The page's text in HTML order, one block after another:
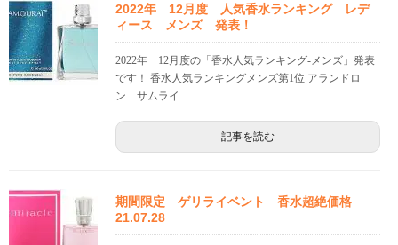
2022年 12月度 人気香水ランキング レデ
ィース メンズ 発表！
2022年 12月度の「香水人気ランキング-メンズ」発表
です！ 香水人気ランキングメンズ第1位 アランドロ
ン サムライ ...
記事を読む
期間限定 ゲリライベント 香水超絶価格
21.07.28